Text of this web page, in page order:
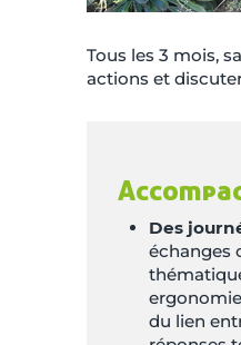
Tous les 3 mois,
actions et
Des
échanges
du lien